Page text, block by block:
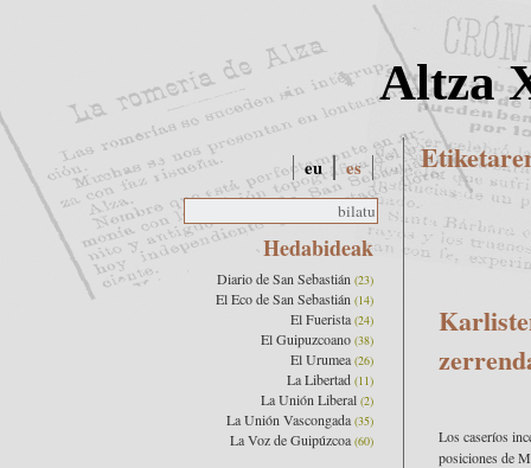
Altza
Los caseríos
posiciones de
eu es
Hedabideak
Diario de San Sebastián (23)
El Eco de San Sebastián (14)
El Fuerista (24)
El Guipuzcoano (38)
El Urumea (26)
La Libertad (11)
La Unión Liberal (2)
La Unión Vascongada (35)
La Voz de Guipúzcoa (60)